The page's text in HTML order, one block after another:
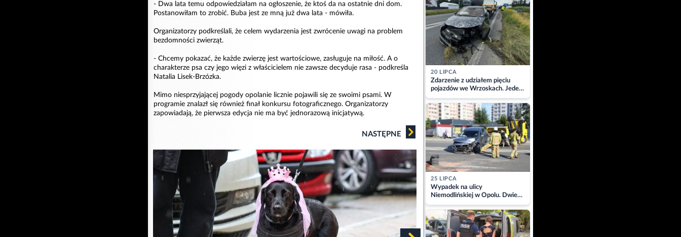
- Dwa lata temu odpowiedziałam na ogłoszenie, że ktoś da na ostatnie dni dom.
Postanowiłam to zrobić. Buba jest ze mną już dwa lata - mówiła.
Organizatorzy podkreślali, że celem wydarzenia jest zwrócenie uwagi na problem
bezdomności zwierząt.
- Chcemy pokazać, że każde zwierzę jest wartościowe, zasługuje na miłość. A o
charakterze psa czy jego więzi z właścicielem nie zawsze decyduje rasa - podkreśla
Natalia Lisek-Brzózka.
Mimo niesprzyjającej pogody opolanie licznie pojawili się ze swoimi psami. W
programie znalazł się również finał konkursu fotograficznego. Organizatorzy
zapowiadają, że pierwsza edycja nie ma być jednorazową inicjatywą.
NASTĘPNE
20 LIPCA
Zdarzenie z udziałem pięciu
pojazdów we Wrzoskach. Jeden
z kierowców zabrany w
kajdankach
25 LIPCA
Wypadek na ulicy
Niemodlińskiej w Opolu. Dwie
osoby w szpitalu